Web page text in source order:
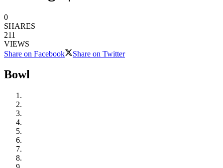
0
SHARES
211
VIEWS
Share on Facebook
Share on Twitter
Bowl